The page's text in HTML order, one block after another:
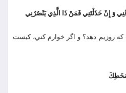
وَ إِنْ خَذَلْتَنِي فَمَنْ ذَا الَّذِي يَنْصُرُنِي
روزيم دهد؟ و اگر خوارم كني، كيست
سَخَطِكَ